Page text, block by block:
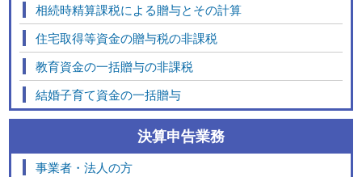
相続時精算課税による贈与とその計算
住宅取得等資金の贈与税の非課税
教育資金の一括贈与の非課税
結婚子育て資金の一括贈与
決算申告業務
事業者・法人の方